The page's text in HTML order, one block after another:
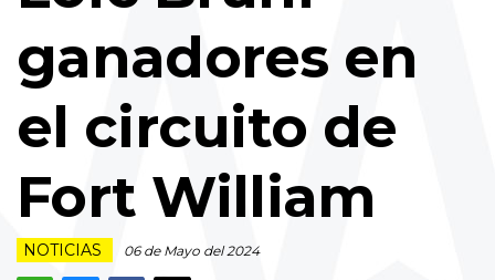
ganadores en
el circuito de
Fort William
NOTICIAS 06 de Mayo del 2024